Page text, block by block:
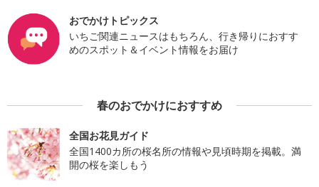
おでかけトピックス
いちご関連ニュースはもちろん、行き帰りにおすす
めのスポット＆イベント情報をお届け
春のおでかけにおすすめ
全国お花見ガイド
全国1400カ所の桜名所の情報や見頃時期を掲載。満
開の桜を楽しもう